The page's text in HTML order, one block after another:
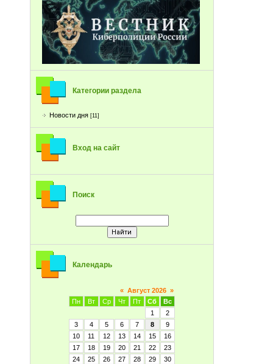
Категории раздела
Новости дня [11]
Вход на сайт
Поиск
Календарь
« Август 2026 »
Пн
Вт Ср Чт Пт Сб
Вс
1
2
3
4 5 6 7 8
9
10
11 12 13 14 15
16
17
18 19 20 21 22
23
24
25 26 27 28 29
30